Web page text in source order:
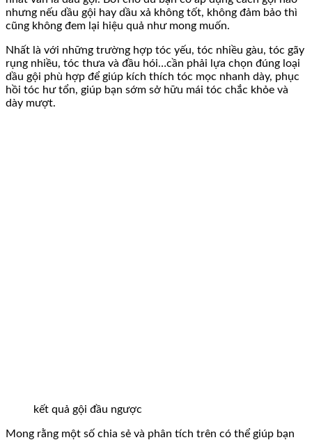
nhưng nếu dầu gội hay dầu xả không tốt, không đảm bảo thì
cũng không đem lại hiệu quả như mong muốn.
Nhất là với những trường hợp tóc yếu, tóc nhiều gàu, tóc gãy
rụng nhiều, tóc thưa và đầu hói…cần phải lựa chọn đúng loại
dầu gội phù hợp để giúp kích thích tóc mọc nhanh dày, phục
hồi tóc hư tổn, giúp bạn sớm sở hữu mái tóc chắc khỏe và
dày mượt.
kết quả gội đầu ngược
Mong rằng một số chia sẻ và phân tích trên có thể giúp bạn